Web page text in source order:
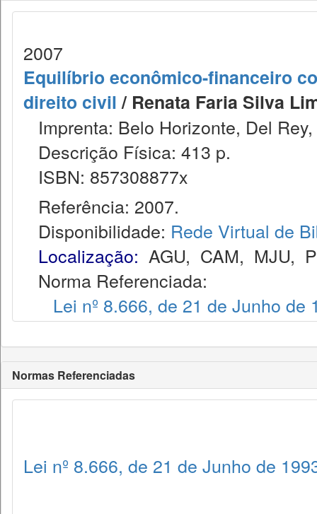
2007
Equilíbrio econômico-financeiro
direito civil/ Renata Faria Silva
Imprenta: Belo Horizonte, Del
Descrição Física: 413 p.
ISBN: 857308877x
Referência: 2007.
Disponibilidade: Rede Virtual de
Localização: AGU, CAM, MJU,
Norma Referenciada:
Lei nº 8.666, de 21 de Junho de
Normas Referenciadas
Lei nº 8.666, de 21 de Junho de